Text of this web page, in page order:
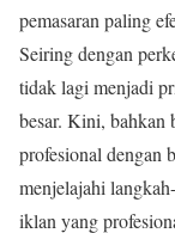
pemasaran paling
Seiring dengan
tidak lagi menjadi
besar. Kini, bahkan
profesional dengan
menjelajahi
iklan yang